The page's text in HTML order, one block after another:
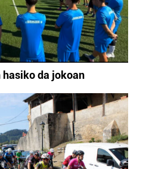
hasiko da jokoan